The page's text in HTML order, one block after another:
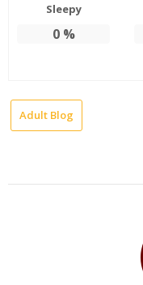
Sleepy
0%
Adult Blog